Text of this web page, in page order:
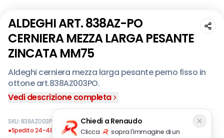
ALDEGHI ART. 838AZ-PO
CERNIERA MEZZA LARGA PESANTE
ZINCATA MM75
Aldeghi cerniera mezza larga pesante perno fisso in
ottone art.838AZ003PO.
Vedi descrizione completa
SKU: 838AZ003PO EAN:8013095051897
●Spedito 24-48 ore
Chiedi a Renaudo
Clicca
sopra l'immagine di un